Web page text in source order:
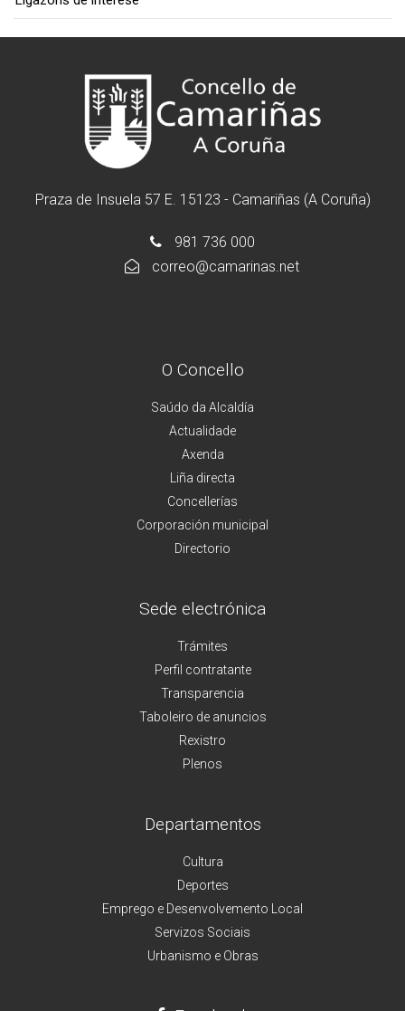
Praza de Insuela 57 E. 15123 - Camariñas (A Coruña)
981 736 000
correo@camarinas.net
O Concello
Saúdo da Alcaldía
Actualidade
Axenda
Liña directa
Concellerías
Corporación municipal
Directorio
Sede electrónica
Trámites
Perfil contratante
Transparencia
Taboleiro de anuncios
Rexistro
Plenos
Departamentos
Cultura
Deportes
Emprego e Desenvolvemento Local
Servizos Sociais
Urbanismo e Obras